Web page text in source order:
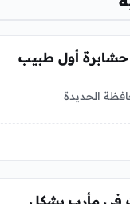
حشابرة أول طبيب
الحديدة